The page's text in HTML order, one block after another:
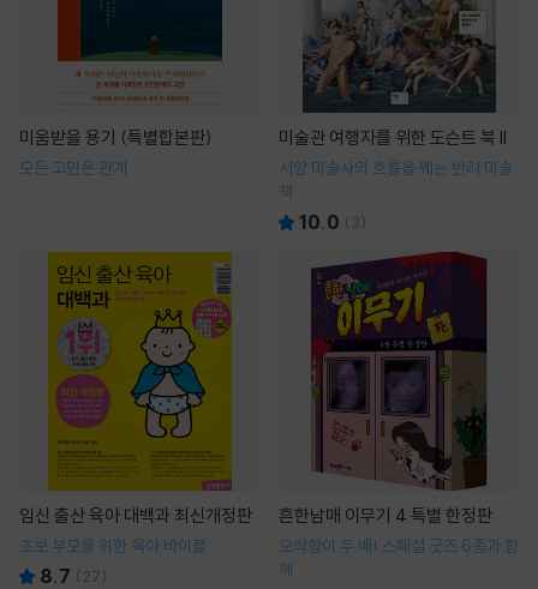
미움받을 용기 (특별합본판)
모든 고민은 관계
미술관 여행자를 위한 도슨트 북 II
서양 미술사의 흐름을 꿰는 반려 미술
책
10.0 ( 3)
임신 출산 육아 대백과 최신개정판
초보 부모를 위한 육아 바이블
8.7 ( 27)
흔한남매 이무기 4 특별 한정판
오싹함이 두 배! 스페셜 굿즈 6종과 함
께